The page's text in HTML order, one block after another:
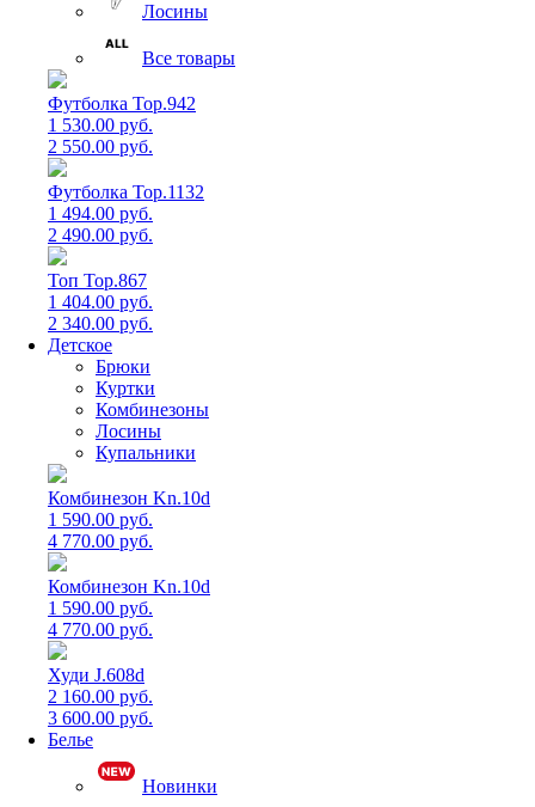
Лосины
Все товары
Футболка Top.942
1 530.00 руб.
2 550.00 руб.
Футболка Top.1132
1 494.00 руб.
2 490.00 руб.
Топ Top.867
1 404.00 руб.
2 340.00 руб.
Детское
Брюки
Куртки
Комбинезоны
Лосины
Купальники
Комбинезон Kn.10d
1 590.00 руб.
4 770.00 руб.
Комбинезон Kn.10d
1 590.00 руб.
4 770.00 руб.
Худи J.608d
2 160.00 руб.
3 600.00 руб.
Белье
Новинки